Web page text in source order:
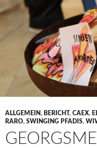
ALLGEMEIN, BERICHT, CAEX,
RARO, SWINGING PFADIS,